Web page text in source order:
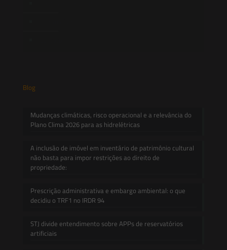
Blog
Mudanças climáticas, risco operacional e a relevância do
Plano Clima 2026 para as hidrelétricas
A inclusão de imóvel em inventário de patrimônio cultural
não basta para impor restrições ao direito de
propriedade:
Prescrição administrativa e embargo ambiental: o que
decidiu o TRF1 no IRDR 94
STJ divide entendimento sobre APPs de reservatórios
artificiais